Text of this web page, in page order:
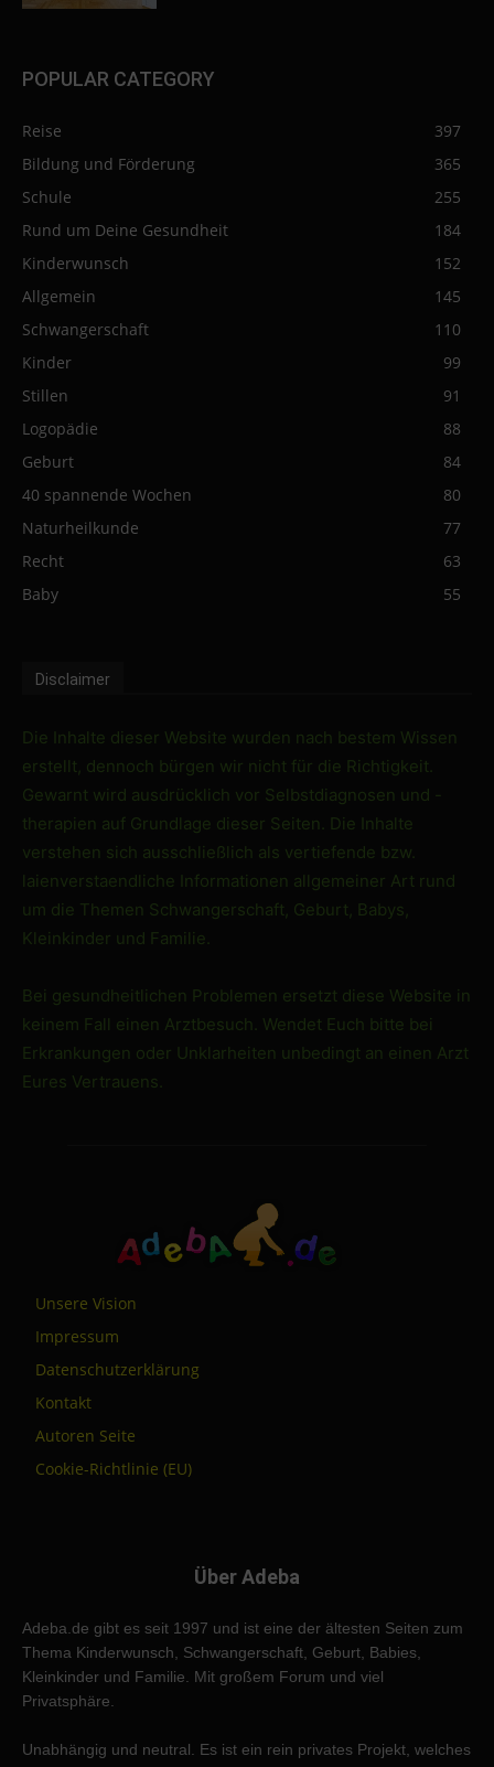
POPULAR CATEGORY
Reise
397
Bildung und Förderung
365
Schule
255
Rund um Deine Gesundheit
184
Kinderwunsch
152
Allgemein
145
Schwangerschaft
110
Kinder
99
Stillen
91
Logopädie
88
Geburt
84
40 spannende Wochen
80
Naturheilkunde
77
Recht
63
Baby
55
Disclaimer
Die Inhalte dieser Website wurden nach bestem Wissen
erstellt, dennoch bürgen wir nicht für die Richtigkeit.
Gewarnt wird ausdrücklich vor Selbstdiagnosen und -
therapien auf Grundlage dieser Seiten. Die Inhalte
verstehen sich ausschließlich als vertiefende bzw.
laienverstaendliche Informationen allgemeiner Art rund
um die Themen Schwangerschaft, Geburt, Babys,
Kleinkinder und Familie.
Bei gesundheitlichen Problemen ersetzt diese Website in
keinem Fall einen Arztbesuch. Wendet Euch bitte bei
Erkrankungen oder Unklarheiten unbedingt an einen Arzt
Eures Vertrauens.
Unsere Vision
Impressum
Datenschutzerklärung
Kontakt
Autoren Seite
Cookie-Richtlinie (EU)
Über Adeba
Adeba.de gibt es seit 1997 und ist eine der ältesten Seiten zum
Thema Kinderwunsch, Schwangerschaft, Geburt, Babies,
Kleinkinder und Familie. Mit großem Forum und viel
Privatsphäre.
Unabhängig und neutral. Es ist ein rein privates Projekt, welches